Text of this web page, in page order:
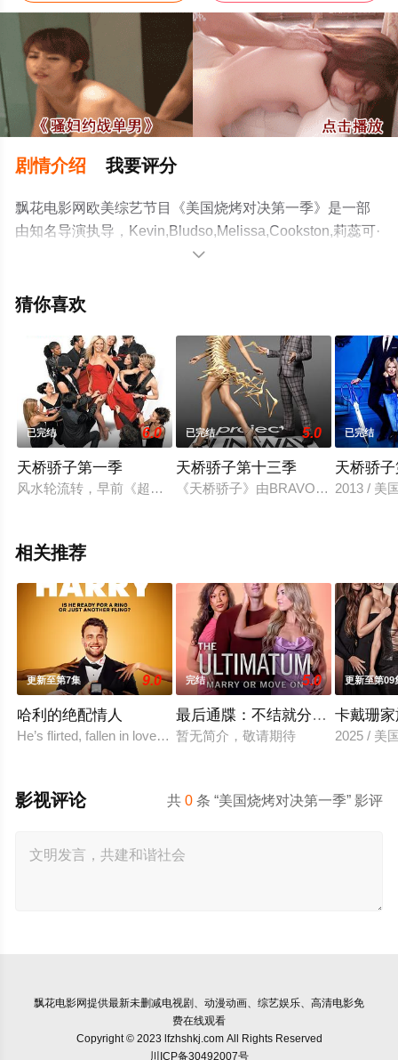
剧情介绍 我要评分
飘花电影网欧美综艺节目《美国烧烤对决第一季》是一部
由知名导演执导，Kevin,Bludso,Melissa,Cookston,莉蕊可·
刘易斯,Rutledge,Wood等演员精彩演绎的美国综艺，大结
综艺全集就上飘花影院，更多相关信息可移步至豆瓣综

猜你喜欢
已完结 6.0
天桥骄子第一季
风水轮流转，早前《超级模特儿新秀大赛America’s Next Top
已完结 5.0
天桥骄子第十三季
《天桥骄子》由BRAVO电视台构思
已完结
天桥骄
2013 / 美
相关推荐
更新至第7集 9.0
哈利的绝配情人
He’s flirted, fallen in love, hooked up, and broke
完结 5.0
最后通牒：不结就分 第四季
暂无简介，敬请期待
更新至第09
卡戴珊
2025 / 美
共0 条 “美国烧烤对决第一季” 影评
影视评论
飘花电影网提供最新未删减电视剧、动漫动画、综艺娱乐、高清电影免
费在线观看
Copyright © 2023 lfzhshkj.com All Rights Reserved
川ICP备30492007号